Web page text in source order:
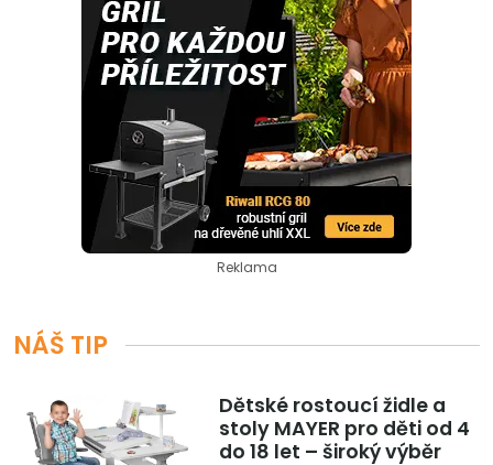
Reklama
NÁŠ TIP
Dětské rostoucí židle a
stoly MAYER pro děti od 4
do 18 let – široký výběr